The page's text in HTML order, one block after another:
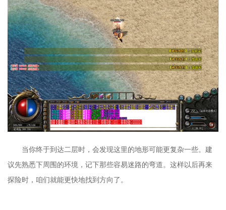
当你终于到达二层时，会发现这里的地形可能更复杂一些。建
议先熟悉下周围的环境，记下那些容易迷路的弯道。这样以后再来
探险时，咱们就能更快地找到方向了。